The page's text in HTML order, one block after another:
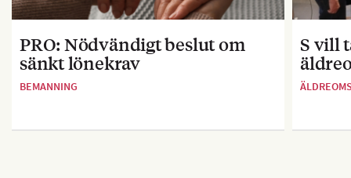
PRO: Nödvändigt beslut om
sänkt lönekrav
BEMANNING
S vill